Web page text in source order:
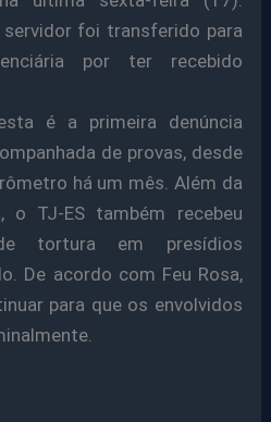
servidor foi transferido para
por ter recebido
é a primeira denúncia
de provas, desde
há um mês. Além da
o TJ-ES também recebeu
tortura em presídios
De acordo com Feu Rosa,
para que os envolvidos